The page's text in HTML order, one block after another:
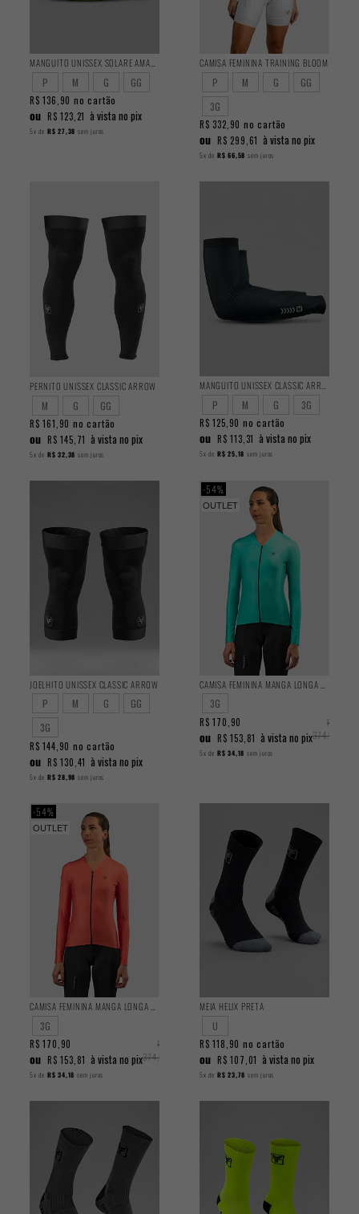
MANGUITO UNISSEX SOLARE AMARELO FLUOR
P M G GG
R$ 136,90 no cartão
ou R$ 123,21 à vista no pix
5x de R$ 27,38 sem juros
CAMISA FEMININA TRAINING BLOOM
P M G
GG
3G
R$ 332,90 no cartão
ou R$ 299,61 à vista no pix
5x de R$ 66,58 sem juros
PERNITO UNISSEX CLASSIC ARROW
M G GG
R$ 161,90 no cartão
ou R$ 145,71 à vista no pix
5x de R$ 32,38 sem juros
P M G 3G
R$ 125,90 no cartão
ou R$ 113,31 à vista no pix
5x de R$ 25,18 sem juros
JOELHITO UNISSEX CLASSIC ARROW
P M G
GG
3G
R$ 144,90 no cartão
ou R$ 130,41 à vista no pix
5x de R$ 28,98 sem juros
OUTLET
54%
3G
R$
374,90
R$ 170,90
ou R$ 153,81 à vista no pix
5x de R$ 34,18 sem juros
OUTLET
54%
CAMISA FEMININA MANGA LONGA TRAINING LIVING
3G
R$
374,90
R$ 170,90
ou R$ 153,81 à vista no pix
5x de R$ 34,18 sem juros
MEIA HELIX PRETA
U
R$ 118,90 no cartão
ou R$ 107,01 à vista no pix
5x de R$ 23,78 sem juros